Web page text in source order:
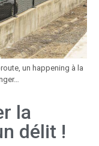
un happening à la
la
délit !